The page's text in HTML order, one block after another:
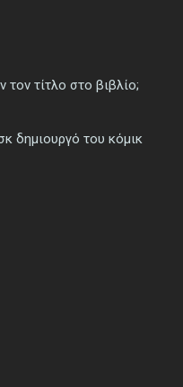
τίτλο στο βιβλίο;
δημιουργό του κόμικ